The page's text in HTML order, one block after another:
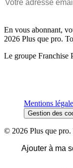
En vous abonnant,
2026 Plus que pro.
Le groupe Franchise
Mentions
Gestion des
© 2026 Plus que pro.
Ajouter à ma